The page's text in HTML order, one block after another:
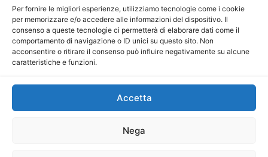
Per fornire le migliori esperienze, utilizziamo tecnologie come i cookie
per memorizzare e/o accedere alle informazioni del dispositivo. Il
consenso a queste tecnologie ci permetterà di elaborare dati come il
comportamento di navigazione o ID unici su questo sito. Non
acconsentire o ritirare il consenso può influire negativamente su alcune
caratteristiche e funzioni.
Accetta
Nega
Direttore Editoriale: Maurizio Scaglione
Direttore Responsabile: Maria Calabrese
P.IVA: 06334930820
Mercurio Comunicazione Società Cooperativa a r.l. è
iscritta al Registro degli Operatori di Comunicazione al